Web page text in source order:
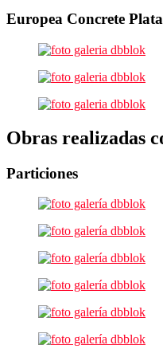
Europea Concrete
Obras realizadas
Particiones